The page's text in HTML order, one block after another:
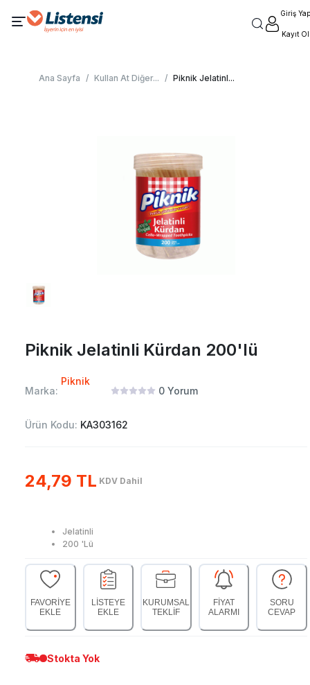
Giriş Yap
Kayıt Ol
Ana Sayfa / Kullan At Diğer... / Piknik Jelatinl...
Piknik Jelatinli Kürdan 200'lü
Marka:
Piknik
0 Yorum
Ürün Kodu: KA303162
24,79 TL KDV Dahil
Jelatinli
200 'Lü
FAVORİYE
EKLE
LİSTEYE
EKLE
KURUMSAL
TEKLİF
FİYAT
ALARMI
SORU
CEVAP
Stokta Yok